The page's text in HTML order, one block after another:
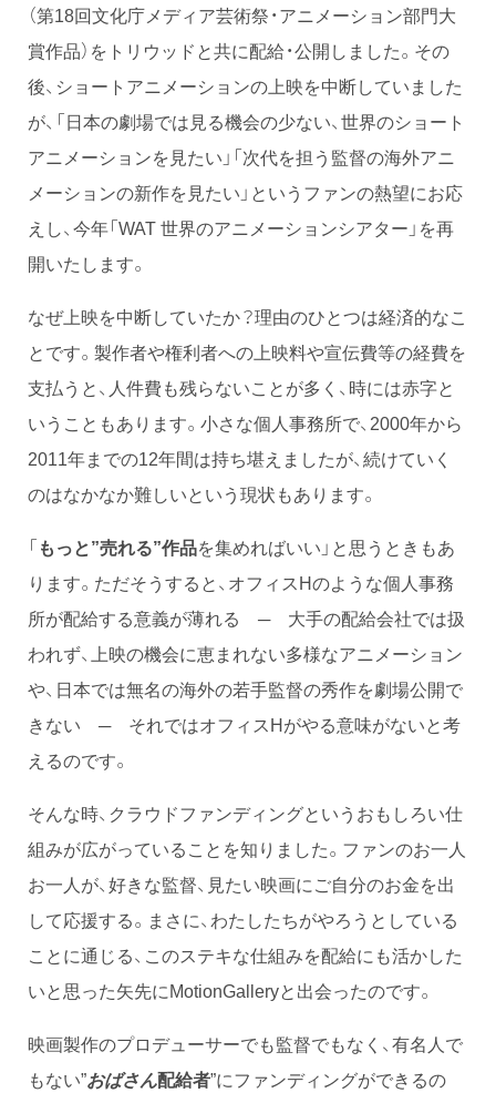
（第18回文化庁メディア芸術祭・アニメーション部門大
賞作品）をトリウッドと共に配給・公開しました。その
後、ショートアニメーションの上映を中断していました
が、「日本の劇場では見る機会の少ない、世界のショート
アニメーションを見たい」「次代を担う監督の海外アニ
メーションの新作を見たい」というファンの熱望にお応
えし、今年「WAT 世界のアニメーションシアター」を再
開いたします。
なぜ上映を中断していたか？理由のひとつは経済的なこ
とです。製作者や権利者への上映料や宣伝費等の経費を
支払うと、人件費も残らないことが多く、時には赤字と
いうこともあります。小さな個人事務所で、2000年から
2011年までの12年間は持ち堪えましたが、続けていく
のはなかなか難しいという現状もあります。
「もっと”売れる”作品を集めればいい」と思うときもあ
ります。ただそうすると、オフィスHのような個人事務
所が配給する意義が薄れる ─ 大手の配給会社では扱
われず、上映の機会に恵まれない多様なアニメーション
や、日本では無名の海外の若手監督の秀作を劇場公開で
きない ─ それではオフィスHがやる意味がないと考
えるのです。
そんな時、クラウドファンディングというおもしろい仕
組みが広がっていることを知りました。ファンのお一人
お一人が、好きな監督、見たい映画にご自分のお金を出
して応援する。まさに、わたしたちがやろうとしている
ことに通じる、このステキな仕組みを配給にも活かした
いと思った矢先にMotionGalleryと出会ったのです。
映画製作のプロデューサーでも監督でもなく、有名人で
もない”おばさん配給者”にファンディングができるの